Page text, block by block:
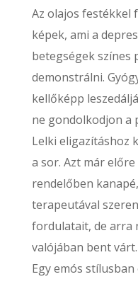
Az olajos
képek, ami a
betegségek színes
demonstrálni.
kellőképp
ne gondolkodjon a
Lelki eligazításhoz
a sor. Azt már
rendelőben
terapeutával
fordulatait, de arra
valójában bent várt.
Egy emós